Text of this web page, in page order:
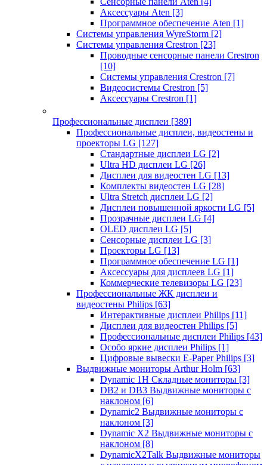
Аксессуары Aten [3]
Программное обеспечение Aten [1]
Системы управления WyreStorm [2]
Системы управления Crestron [23]
Проводные сенсорные панели Crestron
[10]
Системы управления Crestron [7]
Видеосистемы Crestron [5]
Аксессуары Crestron [1]
Профессиональные дисплеи [389]
Профессиональные дисплеи, видеостены и
проекторы LG [127]
Стандартные дисплеи LG [2]
Ultra HD дисплеи LG [26]
Дисплеи для видеостен LG [13]
Комплекты видеостен LG [28]
Ultra Stretch дисплеи LG [2]
Дисплеи повышенной яркости LG [5]
Прозрачные дисплеи LG [4]
OLED дисплеи LG [5]
Сенсорные дисплеи LG [3]
Проекторы LG [13]
Программное обеспечение LG [1]
Аксессуары для дисплеев LG [1]
Коммерческие телевизоры LG [23]
Профессиональные ЖК дисплеи и
видеостены Philips [63]
Интерактивные дисплеи Philips [11]
Дисплеи для видеостен Philips [5]
Профессиональные дисплеи Philips [43]
Особо яркие дисплеи Philips [1]
Цифровые вывески E-Paper Philips [3]
Выдвижные мониторы Arthur Holm [63]
Dynamic 1Н Складные мониторы [3]
DB2 и DB3 Выдвижные мониторы с
наклоном [6]
Dynamic2 Выдвижные мониторы с
наклоном [3]
Dynamic X2 Выдвижные мониторы с
наклоном [8]
DynamicX2Talk Выдвижные мониторы